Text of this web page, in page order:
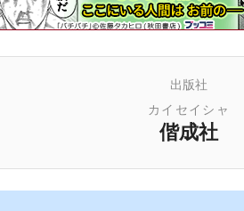
出版社
カイセイシャ
偕成社